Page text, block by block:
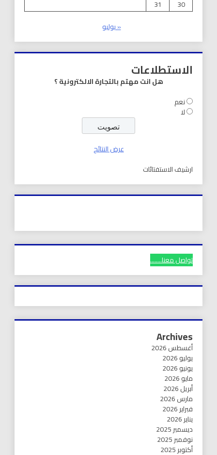
30
31
« يوليو
الاستطلاعات
هل انت مهتم بالتجارة الالكترونية ؟
نعم
لا
عرض النتائج
ارشيف الاستفتائات
تواصل معنا........
Archives
أغسطس 2026
يوليو 2026
يونيو 2026
مايو 2026
أبريل 2026
مارس 2026
فبراير 2026
يناير 2026
ديسمبر 2025
نوفمبر 2025
أكتوبر 2025